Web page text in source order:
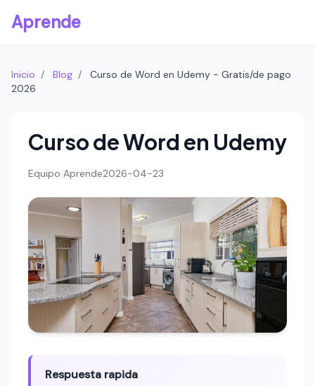
Aprende
Inicio / Blog /
Curso de Word en Udemy - Gratis/de pago
2026
Curso de Word en Udemy
Equipo Aprende2026-04-23
Respuesta rapida